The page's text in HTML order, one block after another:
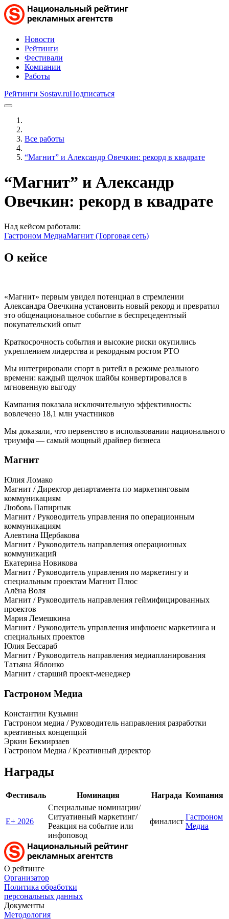
Новости
Рейтинги
Фестивали
Компании
Работы
Рейтинги Sostav.ruПодписаться
Все работы
“Магнит” и Александр Овечкин: рекорд в квадрате
“Магнит” и Александр
Овечкин: рекорд в квадрате
Над кейсом работали:
Гастроном МедиаМагнит (Торговая сеть)
О кейсе
«Магнит» первым увидел потенциал в стремлении
Александра Овечкина установить новый рекорд и превратил
это общенациональное событие в беспрецедентный
покупательский опыт
Краткосрочность события и высокие риски окупились
укреплением лидерства и рекордным ростом РТО
Мы интегрировали спорт в ритейл в режиме реального
времени: каждый щелчок шайбы конвертировался в
мгновенную выгоду
Кампания показала исключительную эффективность:
вовлечено 18,1 млн участников
Мы доказали, что первенство в использовании национального
триумфа — самый мощный драйвер бизнеса
Магнит
Юлия Ломако
Магнит / Директор департамента по маркетинговым
коммуникациям
Любовь Папирнык
Магнит / Руководитель управления по операционным
коммуникациям
Алевтина Щербакова
Магнит / Руководитель направления операционных
коммуникаций
Екатерина Новикова
Магнит / Руководитель управления по маркетингу и
специальным проектам Магнит Плюс
Алёна Воля
Магнит / Руководитель направления геймифицированных
проектов
Мария Лемешкина
Магнит / Руководитель управления инфлюенс маркетинга и
специальных проектов
Юлия Бессараб
Магнит / Руководитель направления медиапланирования
Татьяна Яблонко
Магнит / старший проект-менеджер
Гастроном Медиа
Константин Кузьмин
Гастроном медиа / Руководитель направления разработки
креативных концепций
Эркин Бекмирзаев
Гастроном Медиа / Креативный директор
Награды
Фестиваль Номинация Награда Компания
E+ 2026
Специальные номинации/
Ситуативный маркетинг/
Реакция на событие или
инфоповод
финалист
Гастроном
Медиа
О рейтинге
Организатор
Политика обработки
персональных данных
Документы
Методология